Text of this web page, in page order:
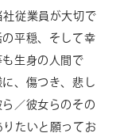
社従業員が大切で
平穏、そして幸
生身の人間で
、傷つき、悲し
／彼女らのその
たいと願ってお